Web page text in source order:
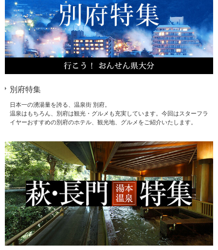
別府特集
日本一の湧湯量を誇る、温泉街 別府。
温泉はもちろん、別府は観光・グルメも充実しています。今回はスターフラ
イヤーおすすめの別府のホテル、観光地、グルメをご紹介いたします。